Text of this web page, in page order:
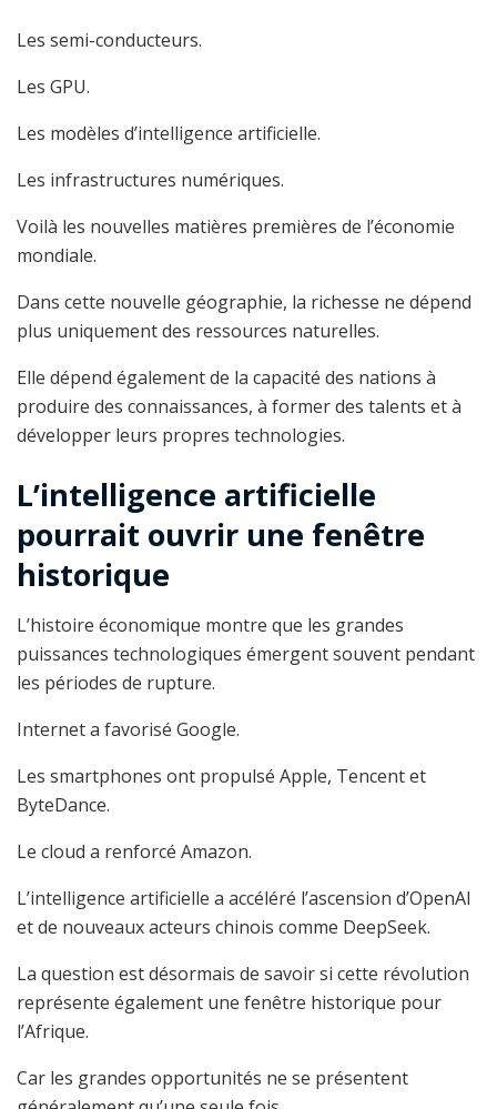
Les semi-conducteurs.
Les GPU.
Les modèles d’intelligence artificielle.
Les infrastructures numériques.
Voilà les nouvelles matières premières de l’économie
mondiale.
Dans cette nouvelle géographie, la richesse ne dépend
plus uniquement des ressources naturelles.
Elle dépend également de la capacité des nations à
produire des connaissances, à former des talents et à
développer leurs propres technologies.
L’intelligence artificielle
pourrait ouvrir une fenêtre
historique
L’histoire économique montre que les grandes
puissances technologiques émergent souvent pendant
les périodes de rupture.
Internet a favorisé Google.
Les smartphones ont propulsé Apple, Tencent et
ByteDance.
Le cloud a renforcé Amazon.
L’intelligence artificielle a accéléré l’ascension d’OpenAI
et de nouveaux acteurs chinois comme DeepSeek.
La question est désormais de savoir si cette révolution
représente également une fenêtre historique pour
l’Afrique.
Car les grandes opportunités ne se présentent